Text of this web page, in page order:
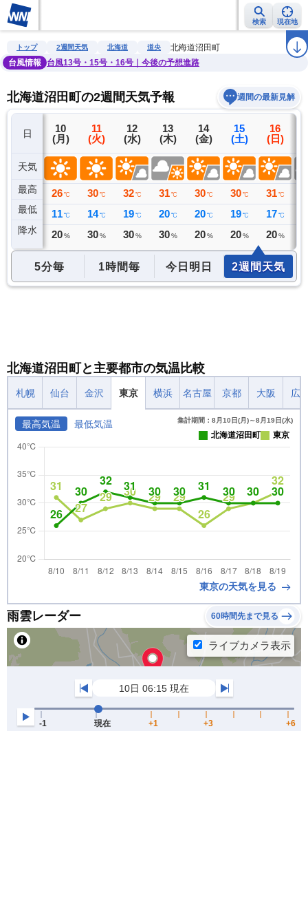
検索 現在地
雨雲レーダー 台風情報 地震情報 警報・注意報 ラ
トップ 2週間天気 北海道 道央
北海道沼田町
台風情報
台風13号・15号・16号｜今後の予想進路
北海道沼田町の2週間天気予報 週間の最新見解
日
天気
最高
最低
降水
9
(日)
27 ℃
14 ℃
0 ミリ
10
(月)
26 ℃
11 ℃
20 %
11
(火)
30 ℃
14 ℃
30 %
12
(水)
32 ℃
19 ℃
30 %
13
(木)
31 ℃
20 ℃
30 %
14
(金)
30 ℃
20 ℃
20 %
15
(土)
30 ℃
19 ℃
20 %
16
(日)
31 ℃
17 ℃
20 %
5分毎 1時間毎 今日明日 2週間天気
北海道沼田町と主要都市の気温比較
札幌 仙台 金沢 東京 横浜 名古屋 京都 大阪 広
最高気温 最低気温 集計期間：8月10日(月)～8月19日(水)
北海道沼田町 東京
東京の天気を見る
雨雲レーダー 60時間先まで見る